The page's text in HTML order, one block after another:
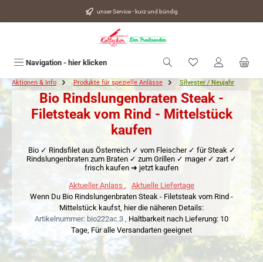
unser Service - kurz und bündig
Navigation - hier klicken Du hast 0
Aktionen & Info Produkte für spezielle Anlässe Silvester / Neujahr
Bio Rindslungenbraten Steak -
Filetsteak vom Rind - Mittelstück
kaufen
Bio ✓ Rindsfilet aus Österreich ✓ vom Fleischer ✓ für Steak ✓
Rindslungenbraten zum Braten ✓ zum Grillen ✓ mager ✓ zart ✓
frisch kaufen ➜ jetzt kaufen
Aktueller Anlass
Aktuelle Liefertage
Wenn Du Bio Rindslungenbraten Steak - Filetsteak vom Rind -
Mittelstück kaufst, hier die näheren Details:
Artikelnummer: bio222ac.3 , Haltbarkeit nach Lieferung: 10
Tage, Für alle Versandarten geeignet